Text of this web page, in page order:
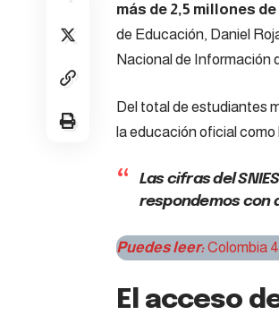
más de 2,5 millones
de Educación, Daniel
Nacional de Información
Del total de estudiantes
la educación oficial como
Las cifras del
respondemos con
Puedes leer:Colombia
El acceso